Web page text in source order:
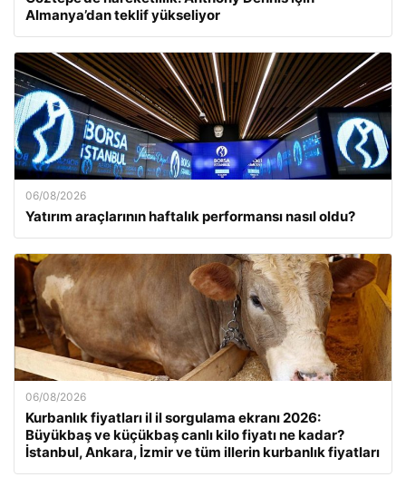
Almanya’dan teklif yükseliyor
06/08/2026
Yatırım araçlarının haftalık performansı nasıl oldu?
06/08/2026
Kurbanlık fiyatları il il sorgulama ekranı 2026:
Büyükbaş ve küçükbaş canlı kilo fiyatı ne kadar?
İstanbul, Ankara, İzmir ve tüm illerin kurbanlık fiyatları